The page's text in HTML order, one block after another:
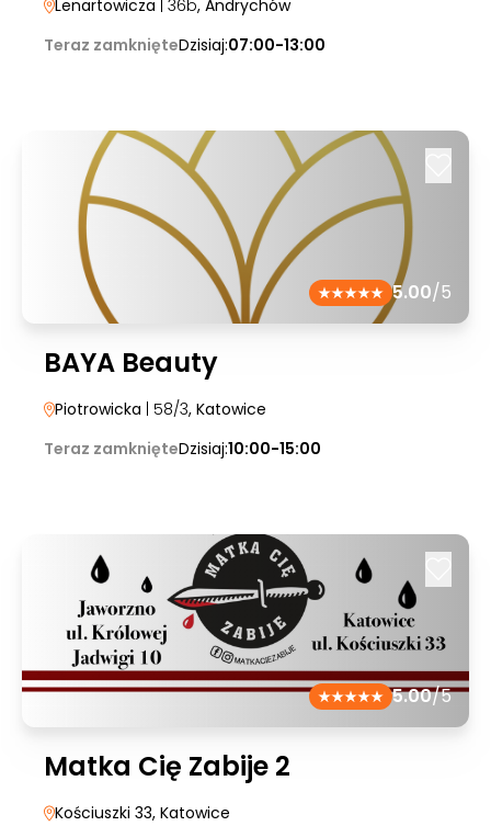
Lenartowicza | 36b, Andrychów
Teraz zamknięteDzisiaj:07:00-13:00
5.00/5
BAYA Beauty
Piotrowicka | 58/3, Katowice
Teraz zamknięteDzisiaj:10:00-15:00
5.00/5
Matka Cię Zabije 2
Kościuszki 33, Katowice